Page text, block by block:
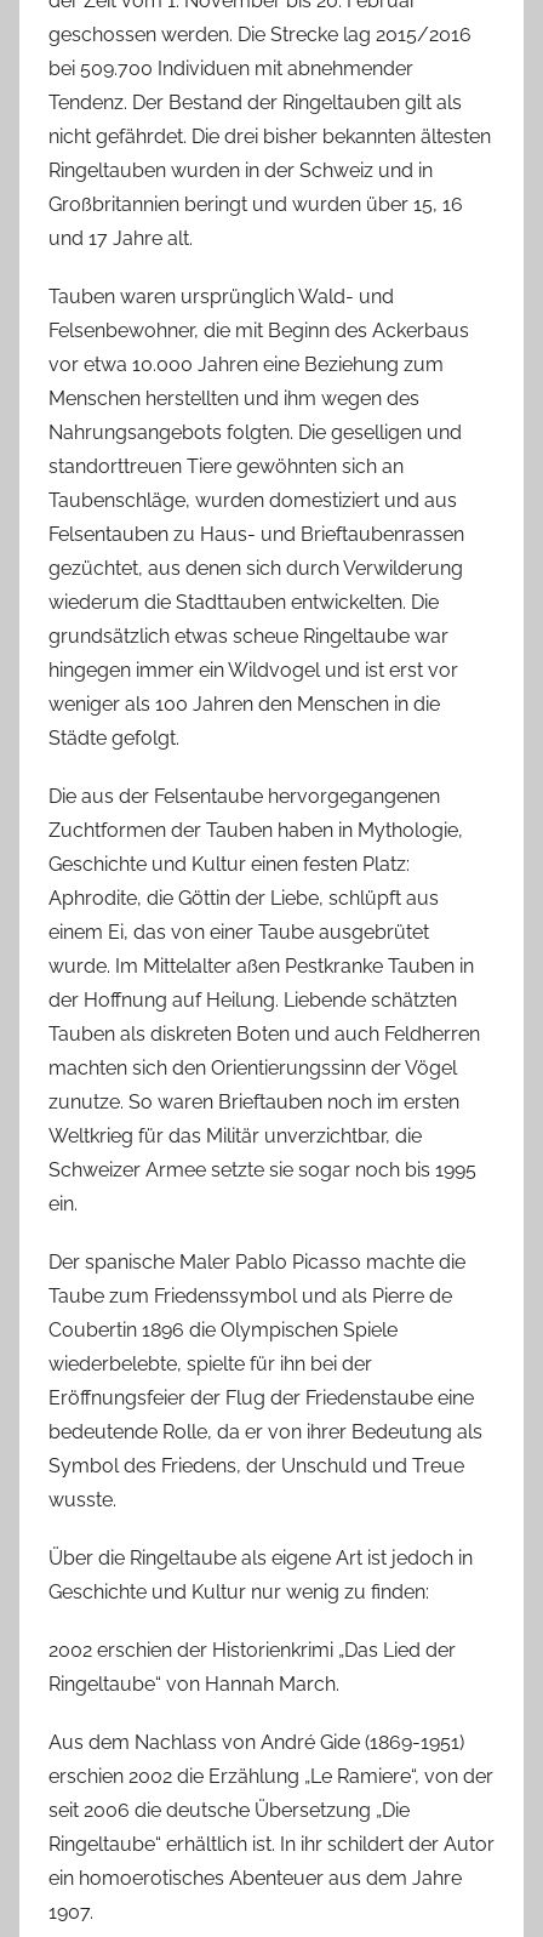
geschossen werden. Die Strecke lag 2015/2016
bei 509.700 Individuen mit abnehmender
Tendenz. Der Bestand der Ringeltauben gilt als
nicht gefährdet. Die drei bisher bekannten ältesten
Ringeltauben wurden in der Schweiz und in
Großbritannien beringt und wurden über 15, 16
und 17 Jahre alt.
Tauben waren ursprünglich Wald- und
Felsenbewohner, die mit Beginn des Ackerbaus
vor etwa 10.000 Jahren eine Beziehung zum
Menschen herstellten und ihm wegen des
Nahrungsangebots folgten. Die geselligen und
standorttreuen Tiere gewöhnten sich an
Taubenschläge, wurden domestiziert und aus
Felsentauben zu Haus- und Brieftaubenrassen
gezüchtet, aus denen sich durch Verwilderung
wiederum die Stadttauben entwickelten. Die
grundsätzlich etwas scheue Ringeltaube war
hingegen immer ein Wildvogel und ist erst vor
weniger als 100 Jahren den Menschen in die
Städte gefolgt.
Die aus der Felsentaube hervorgegangenen
Zuchtformen der Tauben haben in Mythologie,
Geschichte und Kultur einen festen Platz:
Aphrodite, die Göttin der Liebe, schlüpft aus
einem Ei, das von einer Taube ausgebrütet
wurde. Im Mittelalter aßen Pestkranke Tauben in
der Hoffnung auf Heilung. Liebende schätzten
Tauben als diskreten Boten und auch Feldherren
machten sich den Orientierungssinn der Vögel
zunutze. So waren Brieftauben noch im ersten
Weltkrieg für das Militär unverzichtbar, die
Schweizer Armee setzte sie sogar noch bis 1995
ein.
Der spanische Maler Pablo Picasso machte die
Taube zum Friedenssymbol und als Pierre de
Coubertin 1896 die Olympischen Spiele
wiederbelebte, spielte für ihn bei der
Eröffnungsfeier der Flug der Friedenstaube eine
bedeutende Rolle, da er von ihrer Bedeutung als
Symbol des Friedens, der Unschuld und Treue
wusste.
Über die Ringeltaube als eigene Art ist jedoch in
Geschichte und Kultur nur wenig zu finden:
2002 erschien der Historienkrimi „Das Lied der
Ringeltaube“ von Hannah March.
Aus dem Nachlass von André Gide (1869-1951)
erschien 2002 die Erzählung „Le Ramiere“, von der
seit 2006 die deutsche Übersetzung „Die
Ringeltaube“ erhältlich ist. In ihr schildert der Autor
ein homoerotisches Abenteuer aus dem Jahre
1907.